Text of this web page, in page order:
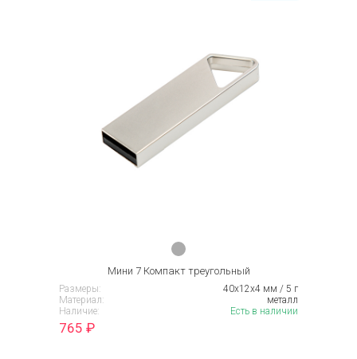
Мини 7 Компакт треугольный
Размеры:
40х12х4 мм / 5 г
Материал:
металл
Наличие:
Есть в наличии
765 ₽